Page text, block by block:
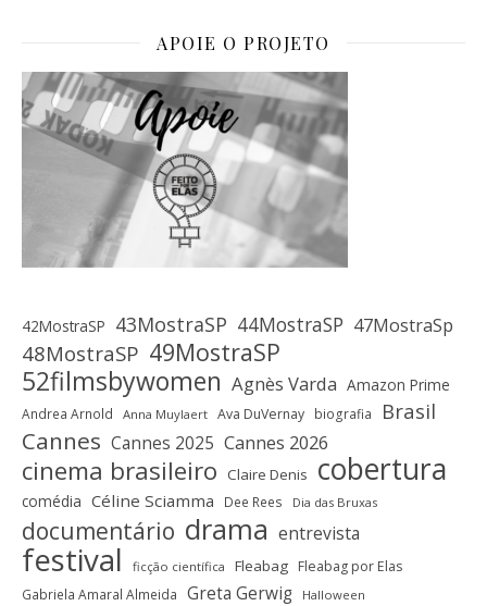
APOIE O PROJETO
42MostraSP 43MostraSP 44MostraSP 47MostraSp
48MostraSP 49MostraSP
52filmsbywomen Agnès Varda Amazon Prime
Andrea Arnold Anna Muylaert Ava DuVernay biografia Brasil
Cannes Cannes 2025 Cannes 2026
cinema brasileiro Claire Denis cobertura
comédia Céline Sciamma Dee Rees Dia das Bruxas
documentário drama entrevista
festival ficção científica Fleabag Fleabag por Elas
Gabriela Amaral Almeida Greta Gerwig Halloween